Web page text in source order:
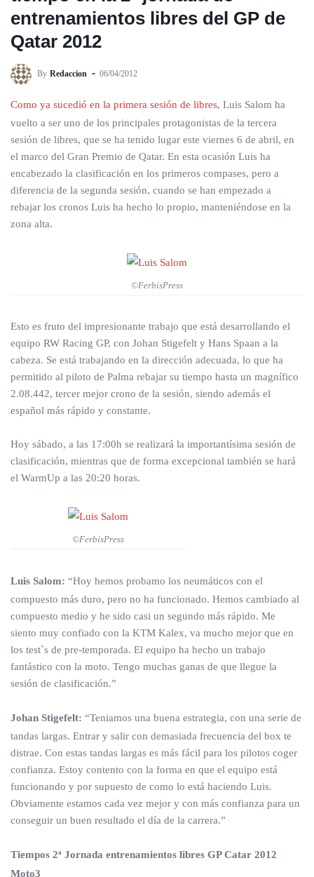
entrenamientos libres del GP de
Qatar 2012
By Redaccion 06/04/2012
Como ya sucedió en la primera sesión de libres, Luis Salom ha
vuelto a ser uno de los principales protagonistas de la tercera
sesión de libres, que se ha tenido lugar este viernes 6 de abril, en
el marco del Gran Premio de Qatar. En esta ocasión Luis ha
encabezado la clasificación en los primeros compases, pero a
diferencia de la segunda sesión, cuando se han empezado a
rebajar los cronos Luis ha hecho lo propio, manteniéndose en la
zona alta.
©FerbisPress
Esto es fruto del impresionante trabajo que está desarrollando el
equipo RW Racing GP, con Johan Stigefelt y Hans Spaan a la
cabeza. Se está trabajando en la dirección adecuada, lo que ha
permitido al piloto de Palma rebajar su tiempo hasta un magnífico
2.08.442, tercer mejor crono de la sesión, siendo además el
español más rápido y constante.
Hoy sábado, a las 17:00h se realizará la importantísima sesión de
clasificación, mientras que de forma excepcional también se hará
el WarmUp a las 20:20 horas.
©FerbisPress
Luis Salom: “Hoy hemos probamo los neumáticos con el
compuesto más duro, pero no ha funcionado. Hemos cambiado al
compuesto medio y he sido casi un segundo más rápido. Me
siento muy confiado con la KTM Kalex, va mucho mejor que en
los test`s de pre-temporada. El equipo ha hecho un trabajo
fantástico con la moto. Tengo muchas ganas de que llegue la
sesión de clasificación.”
Johan Stigefelt: “Teniamos una buena estrategia, con una serie de
tandas largas. Entrar y salir con demasiada frecuencia del box te
distrae. Con estas tandas largas es más fácil para los pilotos coger
confianza. Estoy contento con la forma en que el equipo está
funcionando y por supuesto de como lo está haciendo Luis.
Obviamente estamos cada vez mejor y con más confianza para un
conseguir un buen resultado el día de la carrera.”
Tiempos 2ª Jornada entrenamientos libres GP Catar 2012
Moto3